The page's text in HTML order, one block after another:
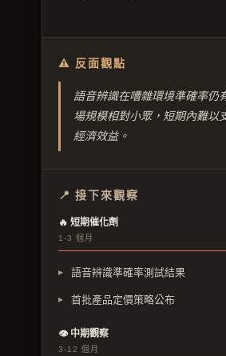
⚠ 反面觀點
語音辨識在嘈雜環境準確率仍
場規模相對小眾，短期內難以
經濟效益。
📍 接下來觀察
🔥 短期催化劑
1-3 個月
語音辨識準確率測試結果
首批產品定價策略公布
👁 中期觀察
3-12 個月